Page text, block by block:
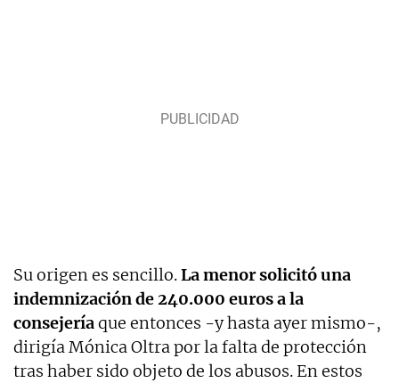
Su origen es sencillo.La menor solicitó una
indemnización de 240.000 euros a la
consejeríaque entonces -y hasta ayer mismo-,
dirigía Mónica Oltra por la falta de protección
tras haber sido objeto de los abusos. En estos